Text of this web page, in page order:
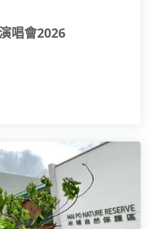
唱會2026